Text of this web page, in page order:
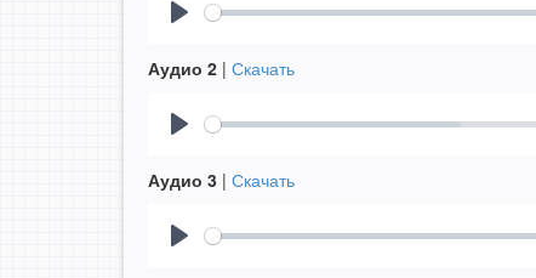
Аудио 2 | Скачать
Аудио 3 | Скачать